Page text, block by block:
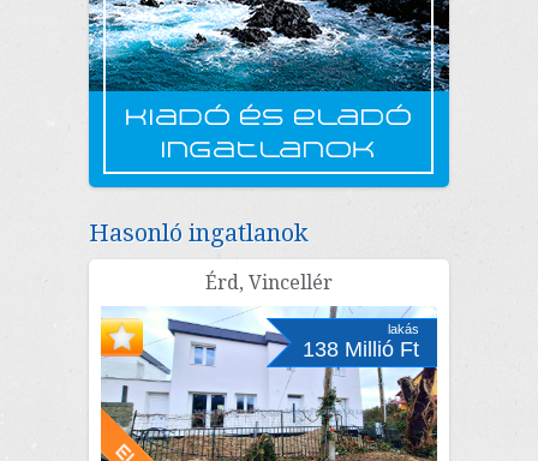
Hasonló ingatlanok
Érd, Vincellér
lakás
138 Millió Ft